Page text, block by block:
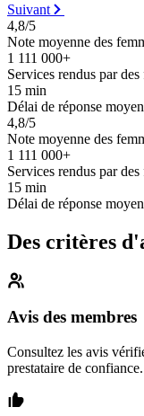
Suivant
4,8/5
Note moyenne des
1 111 000+
Services rendus par
15 min
Délai de réponse
4,8/5
Note moyenne des
1 111 000+
Services rendus par
15 min
Délai de réponse
Des critères
Avis des membres
Consultez les avis
prestataire de confiance.